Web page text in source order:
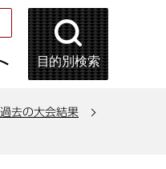
目的別検索
過去の大会結果